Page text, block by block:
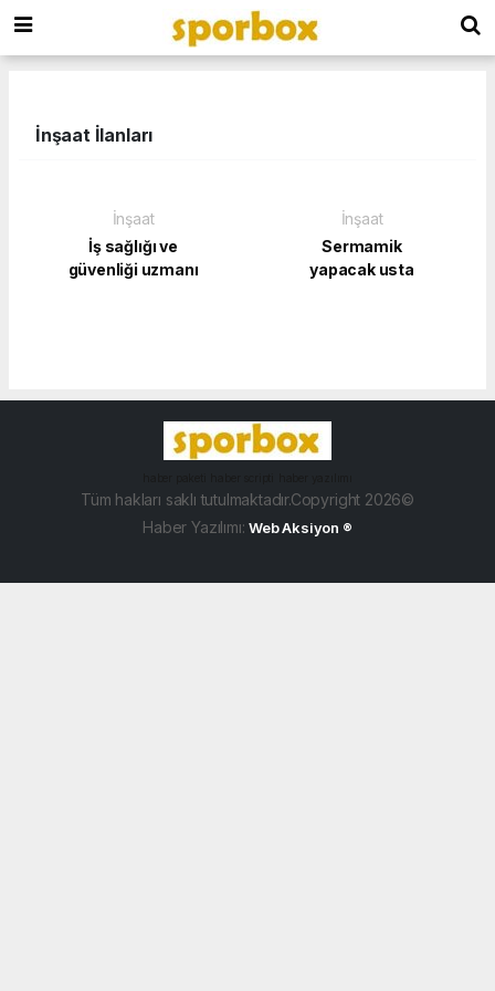
İnşaat İlanları
İnşaat
İş sağlığı ve
güvenliği uzmanı
İnşaat
Sermamik
yapacak usta
Tüm hakları saklı tutulmaktadır.Copyright 2026©
Haber Yazılımı:Web Aksiyon ®